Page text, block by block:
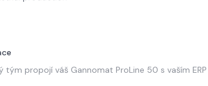
tým propojí váš Gannomat ProLine 50 s vaším